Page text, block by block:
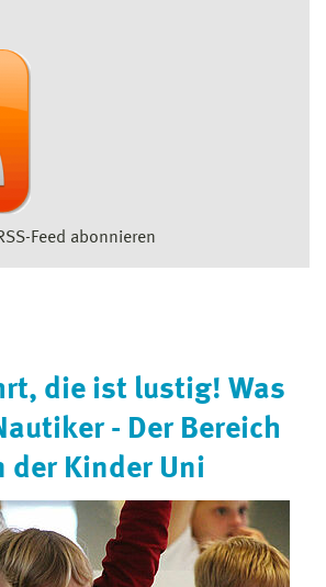
Feed abonnieren
die ist lustig! Was
- Der Bereich
der Kinder Uni